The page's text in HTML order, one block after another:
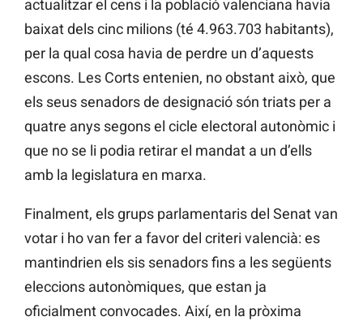
actualitzar el cens i la població valenciana havia
baixat dels cinc milions (té 4.963.703 habitants),
per la qual cosa havia de perdre un d’aquests
escons. Les Corts entenien, no obstant això, que
els seus senadors de designació són triats per a
quatre anys segons el cicle electoral autonòmic i
que no se li podia retirar el mandat a un d’ells
amb la legislatura en marxa.
Finalment, els grups parlamentaris del Senat van
votar i ho van fer a favor del criteri valencià: es
mantindrien els sis senadors fins a les següents
eleccions autonòmiques, que estan ja
oficialment convocades. Així, en la pròxima